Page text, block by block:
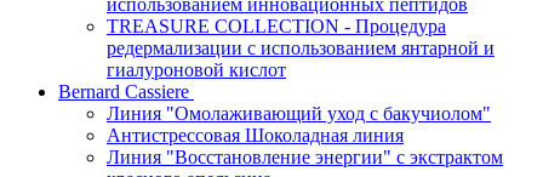
использованием инновационных пептидов
TREASURE COLLECTION - Процедура
редермализации с использованием янтарной и
гиалуроновой кислот
Bernard Cassiere
Линия "Омолаживающий уход с бакучиолом"
Антистрессовая Шоколадная линия
Линия "Восстановление энергии" с экстрактом